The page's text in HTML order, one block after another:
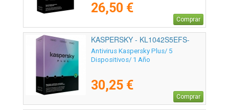
26,50 €
Comprar
KASPERSKY - KL1042S5EFS-
SSB-ES
Antivirus Kaspersky Plus/ 5
Dispositivos/ 1 Año
30,25 €
Comprar